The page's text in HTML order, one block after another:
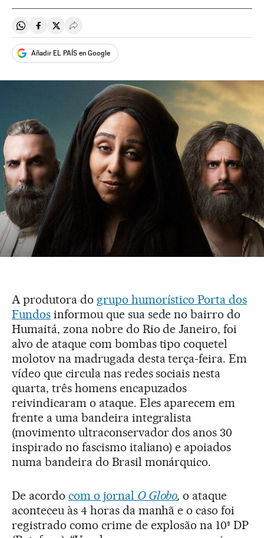
Compartir en Whatsapp
Compartir en Facebook
Compartir en Twitter
Desplegar Redes Sociales
Añadir EL PAÍS en Google
A produtora do grupo humorístico Porta dos
Fundosinformou que sua sede no bairro do
Humaitá, zona nobre do Rio de Janeiro, foi
alvo de ataque com bombas tipo coquetel
molotov na madrugada desta terça-feira. Em
vídeo que circula nas redes sociais nesta
quarta, três homens encapuzados
reivindicaram o ataque. Eles aparecem em
frente a uma bandeira integralista
(movimento ultraconservador dos anos 30
inspirado no fascismo italiano) e apoiados
numa bandeira do Brasil monárquico.
De acordo com o jornal O Globo,o ataque
aconteceu às 4 horas da manhã e o caso foi
registrado como crime de explosão na 10ª DP